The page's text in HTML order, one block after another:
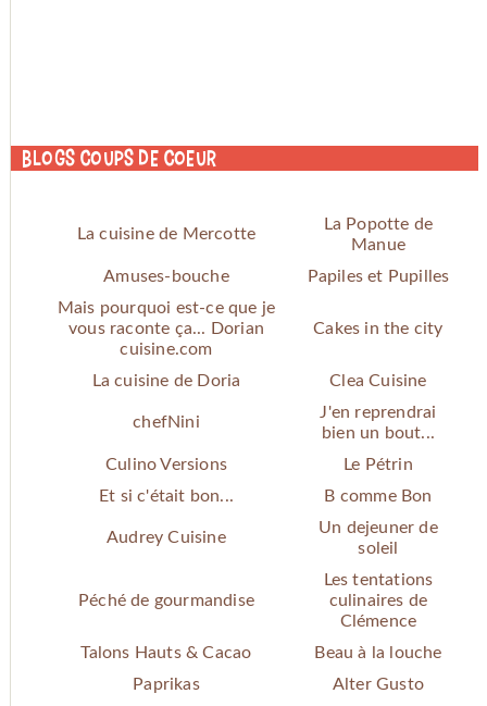
Blogs coups de coeur
La cuisine de Mercotte
La Popotte de
Manue
Amuses-bouche
Papiles et Pupilles
Mais pourquoi est-ce que je
vous raconte ça... Dorian
cuisine.com
Cakes in the city
La cuisine de Doria Clea Cuisine
chefNini
J'en reprendrai
bien un bout...
Culino Versions
Le Pétrin
Et si c'était bon...
B comme Bon
Audrey Cuisine
Un dejeuner de
soleil
Péché de gourmandise
Les tentations
culinaires de
Clémence
Talons Hauts & Cacao
Beau à la louche
Paprikas
Alter Gusto